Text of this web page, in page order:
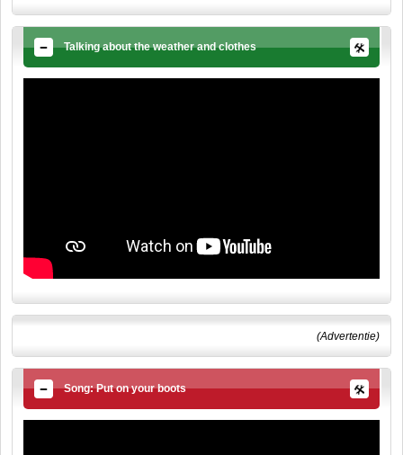
Talking about the weather and clothes
(Advertentie)
Song: Put on your boots